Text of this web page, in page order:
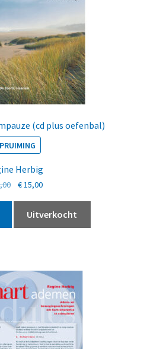
(cd plus oefenbal)
Herbig
Oorspronkelijke
prijs
was:
€ 21,00.
€15,00Huidige
prijs
is:
€ 15,00.
Uitverkocht